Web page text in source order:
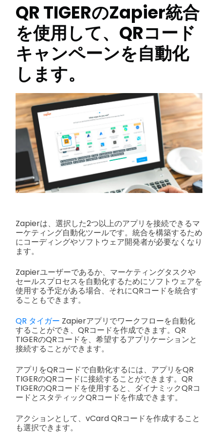
QR TIGERのZapier統合
を使用して、QRコード
キャンペーンを自動化
します。
Zapierは、選択した2つ以上のアプリを接続できるマ
ーケティング自動化ツールです。統合を構築するため
にコーディングやソフトウェア開発者が必要なくなり
ます。
Zapierユーザーであるか、マーケティングタスクや
セールスプロセスを自動化するためにソフトウェアを
使用する予定がある場合、それにQRコードを統合す
ることもできます。
QR タイガー Zapierアプリでワークフローを自動化
することができ、QRコードを作成できます。QR
TIGERのQRコードを、希望するアプリケーションと
接続することができます。
アプリをQRコードで自動化するには、アプリをQR
TIGERのQRコードに接続することができます。QR
TIGERのQRコードを使用すると、ダイナミックQRコ
ードとスタティックQRコードを作成できます。
アクションとして、vCard QRコードを作成すること
も選択できます。